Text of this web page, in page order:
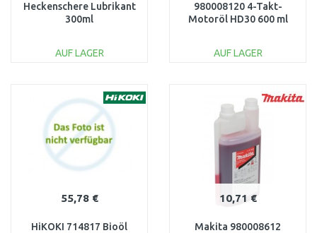
Heckenschere Lubrikant
300ml
AUF LAGER
Vergleichen
980008120 4-Takt-
Motoröl HD30 600 ml
AUF LAGER
Vergleichen
55,78 €
HiKOKI 714817 Bioöl
10,71 €
Makita 980008612